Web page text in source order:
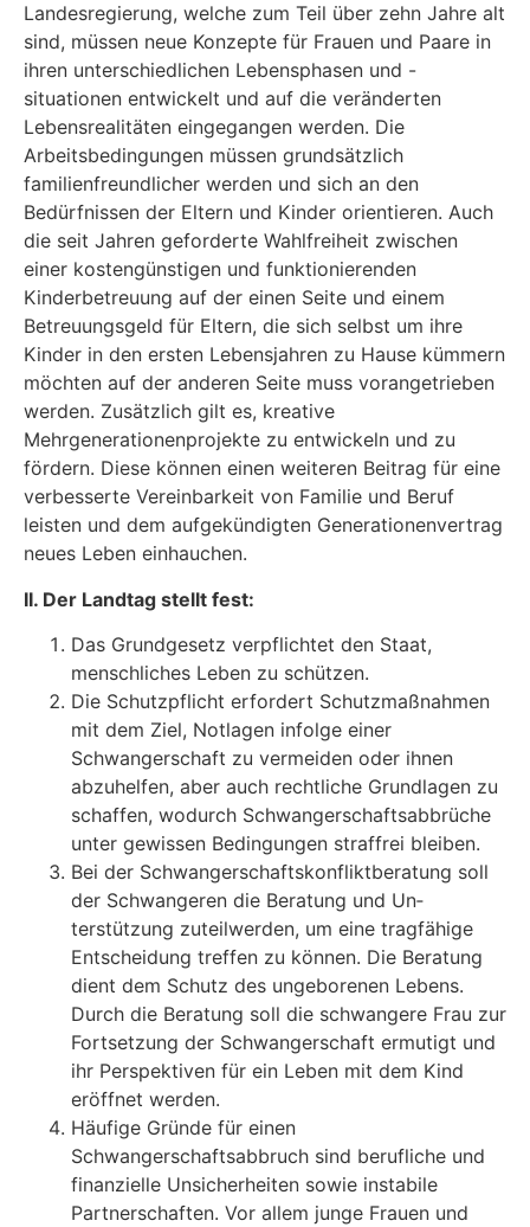
Landesregierung, welche zum Teil über zehn Jahre alt
sind, müssen neue Konzepte für Frauen und Paare in
ihren unterschiedlichen Le­bensphasen und -
situationen entwickelt und auf die veränderten
Lebensrealitäten eingegan­gen werden. Die
Arbeitsbedingungen müssen grundsätzlich
familienfreundlicher werden und sich an den
Bedürfnissen der Eltern und Kinder orientieren. Auch
die seit Jahren geforderte Wahlfreiheit zwischen
einer kostengünstigen und funktionierenden
Kinderbetreuung auf der einen Seite und einem
Betreuungsgeld für Eltern, die sich selbst um ihre
Kinder in den ersten Lebensjahren zu Hause kümmern
möchten auf der anderen Seite muss vorangetrieben
wer­den. Zusätzlich gilt es, kreative
Mehrgenerationenprojekte zu entwickeln und zu
fördern. Diese können einen weiteren Beitrag für eine
verbesserte Vereinbarkeit von Familie und Beruf
leisten und dem aufgekündigten Generationenvertrag
neues Leben einhauchen.
II. Der Landtag stellt fest:
Das Grundgesetz verpflichtet den Staat,
menschliches Leben zu schützen.
Die Schutzpflicht erfordert Schutzmaßnahmen
mit dem Ziel, Notlagen infolge einer
Schwangerschaft zu vermeiden oder ihnen
abzuhelfen, aber auch rechtliche Grundlagen zu
schaffen, wodurch Schwangerschaftsabbrüche
unter gewissen Bedingungen straffrei bleiben.
Bei der Schwangerschaftskonfliktberatung soll
der Schwangeren die Beratung und Un­
terstützung zuteilwerden, um eine tragfähige
Entscheidung treffen zu können. Die Bera­tung
dient dem Schutz des ungeborenen Lebens.
Durch die Beratung soll die schwan­gere Frau zur
Fortsetzung der Schwangerschaft ermutigt und
ihr Perspektiven für ein Leben mit dem Kind
eröffnet werden.
Häufige Gründe für einen
Schwangerschaftsabbruch sind berufliche und
finanzielle Un­sicherheiten sowie instabile
Partnerschaften. Vor allem junge Frauen und